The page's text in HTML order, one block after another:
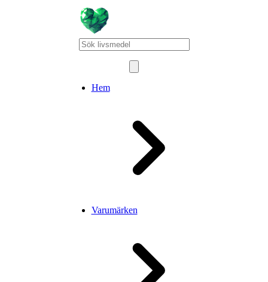
Hem
Varumärken